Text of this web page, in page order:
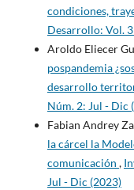
condiciones,
Desarrollo: Vol.
Aroldo Eliecer
pospandemia
desarrollo
Núm. 2: Jul - Dic
Fabian Andrey
la cárcel la
comunicación ,
Jul - Dic (2023)